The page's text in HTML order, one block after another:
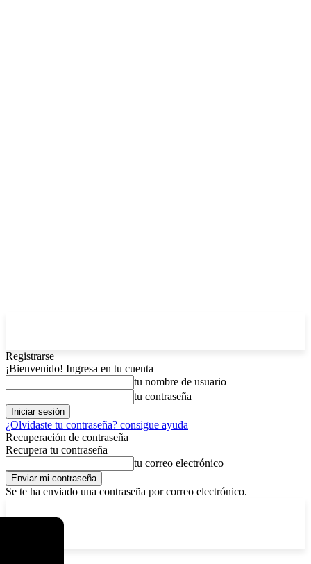
Registrarse
¡Bienvenido! Ingresa en tu cuenta
tu nombre de usuario
tu contraseña
¿Olvidaste tu contraseña? consigue ayuda
Recuperación de contraseña
Recupera tu contraseña
tu correo electrónico
Se te ha enviado una contraseña por correo electrónico.